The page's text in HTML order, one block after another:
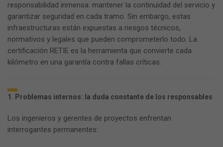
responsabilidad inmensa: mantener la continuidad del servicio y
garantizar seguridad en cada tramo. Sin embargo, estas
infraestructuras están expuestas a riesgos técnicos,
normativos y legales que pueden comprometerlo todo. La
certificación RETIE es la herramienta que convierte cada
kilómetro en una garantía contra fallas críticas.
1. Problemas internos: la duda constante de los responsables
Los ingenieros y gerentes de proyectos enfrentan
interrogantes permanentes: